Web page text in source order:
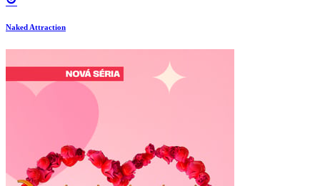
Naked Attraction